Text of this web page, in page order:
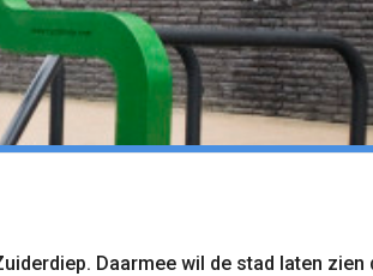
Daarmee wil de stad laten